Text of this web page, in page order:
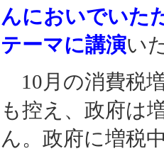
んにおいでいた
テーマに講演い
10月の消費税
も控え、政府は
ん。政府に増税